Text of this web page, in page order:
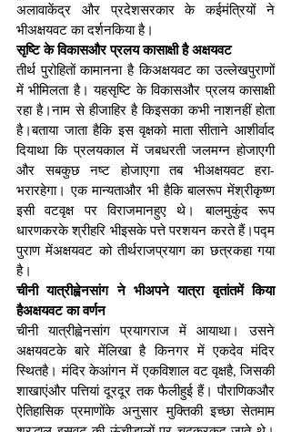
अलावाकेंद्र और प्रदेशसरकार के कईमंत्रियों ने
भीअक्षयवट का दर्शनकिया है।
सृष्टि के विकासऔर प्रलय कासाक्षी है अक्षयवट
तीर्थ पुरोहितों कामानना है किअक्षयवट का उल्लेखपुराणों
में भीमिलता है। यहसृष्टि के विकासऔर प्रलय कासाक्षी
रहा है।नाम से हीजाहिर है किइसका कभी नाशनहीं होता
है।बताया जाता हैकि इस वृक्षको माता सीताने आशीर्वाद
दियाथा कि प्रलयकाल में जबधरती जलमग्न होजाएगी
और सबकुछ नष्ट होजाएगा तब भीअक्षयवट हरा-
भरारहेगा। एक मान्यताऔर भी हैकि बालरूप मेंश्रीकृष्ण
इसी वटवृक्ष पर विराजमानहुए थे। बालमुकुंद रूप
धारणकरके श्रीहरि भीइसके पत्ते परशयन करते हैं।पद्म
पुराण मेंअक्षयवट को तीर्थराजप्रयाग का छत्रकहा गया
है।
चीनी यात्रीह्वेनसांग ने भीअपने यात्रा वृतांतमें किया
हैअक्षयवट का वर्णन
चीनी यात्रीह्वेनसांग प्रयागराज में आयाथा। उसने
अक्षयवटके बारे मेंलिखा है किनगर में एकदेव मंदिर
स्थितहै। मंदिर केआंगन में एकविशाल वट वृक्षहै, जिसकी
शाखाएंऔर पत्तियां दूरदूर तक फैलीहुई हैं। पौराणिकऔर
ऐतिहासिक प्रमाणोंके अनुसार मुक्तिकी इच्छा सेतमाम